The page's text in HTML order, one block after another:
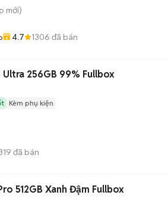
mới)
4.7 1306 đã bán
Ultra 256GB 99% Fullbox
Kèm phụ kiện
đã bán
512GB Xanh Đậm Fullbox